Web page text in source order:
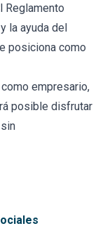
Reglamento
la ayuda del
posiciona como
empresario,
posible disfrutar